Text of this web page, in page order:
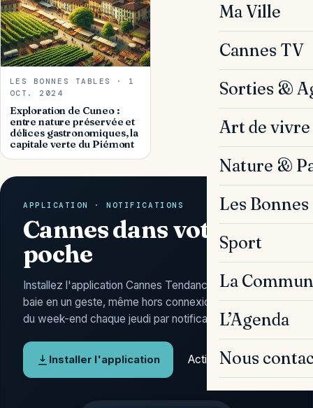
Ma Ville
Cannes TV
Sorties &
Art de vivre
Nature &
Les
Sport
La
L’Agenda
Nous
LES BONNES TABLES · 1
OCT. 2024
Exploration de Cuneo :
entre nature préservée et
délices gastronomiques, la
capitale verte du Piémont
APPLICATION · NOTIFICATIONS
Cannes dans votre
poche
Installez l'application Cannes Tendances : l'actu de la
baie en un geste, même hors connexion, et l'Agenda
du week-end chaque jeudi par notification.
Installer l'application Activer les alertes